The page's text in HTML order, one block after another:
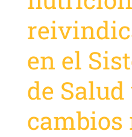
en el
de